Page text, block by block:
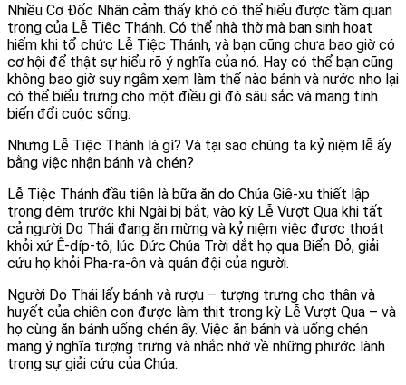
Nhiều Cơ Đốc Nhân cảm thấy khó có thể hiểu được tầm quan
trọng của Lễ Tiệc Thánh. Có thể nhà thờ mà bạn sinh hoạt
hiếm khi tổ chức Lễ Tiệc Thánh, và bạn cũng chưa bao giờ có
cơ hội để thật sự hiểu rõ ý nghĩa của nó. Hay có thể bạn cũng
không bao giờ suy ngẫm xem làm thể nào bánh và nước nho lại
có thể biểu trưng cho một điều gì đó sâu sắc và mang tính
biến đổi cuộc sống.
Nhưng Lễ Tiệc Thánh là gì? Và tại sao chúng ta kỷ niệm lễ ấy
bằng việc nhận bánh và chén?
Lễ Tiệc Thánh đầu tiên là bữa ăn do Chúa Giê-xu thiết lập
trong đêm trước khi Ngài bị bắt, vào kỳ Lễ Vượt Qua khi tất
cả người Do Thái đang ăn mừng và kỷ niệm việc được thoát
khỏi xứ Ê-díp-tô, lúc Đức Chúa Trời dắt họ qua Biển Đỏ, giải
cứu họ khỏi Pha-ra-ôn và quân đội của người.
Người Do Thái lấy bánh và rượu – tượng trưng cho thân và
huyết của chiên con được làm thịt trong kỳ Lễ Vượt Qua – và
họ cùng ăn bánh uống chén ấy. Việc ăn bánh và uống chén
mang ý nghĩa tượng trưng và nhắc nhớ về những phước lành
trong sự giải cứu của Chúa.